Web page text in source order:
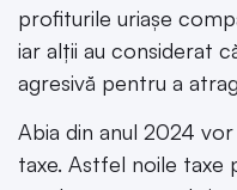
profiturile uriașe
iar alții au considerat
agresivă pentru a
Abia din anul 2024
taxe. Astfel noile taxe